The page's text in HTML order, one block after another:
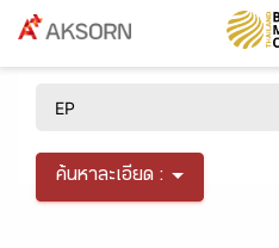
ค้นหาละเอียด :